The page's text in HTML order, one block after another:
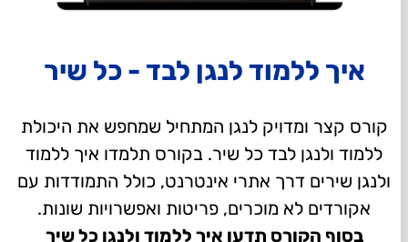
איך ללמוד לנגן לבד - כל שיר
קורס קצר ומדויק לנגן המתחיל שמחפש את היכולת
ללמוד ולנגן לבד כל שיר. בקורס תלמדו איך ללמוד
ולנגן שירים דרך אתרי אינטרנט, כולל התמודדות עם
אקורדים לא מוכרים, פריטות ואפשרויות שונות.
בסוף הקורס תדעו איך ללמוד ולנגן כל שיר